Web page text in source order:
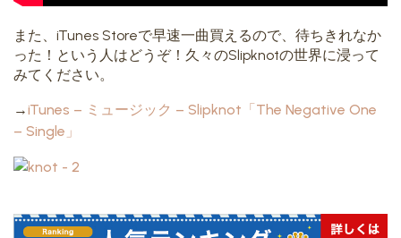
また、iTunes Storeで早速一曲買えるので、待ちきれなか
った！という人はどうぞ！久々のSlipknotの世界に浸って
みてください。
→iTunes – ミュージック – Slipknot「The Negative One
– Single」